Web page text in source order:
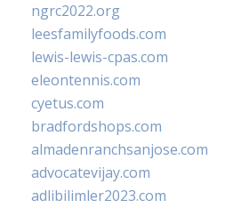
ngrc2022.org
leesfamilyfoods.com
lewis-lewis-cpas.com
eleontennis.com
cyetus.com
bradfordshops.com
almadenranchsanjose.com
advocatevijay.com
adlibilimler2023.com